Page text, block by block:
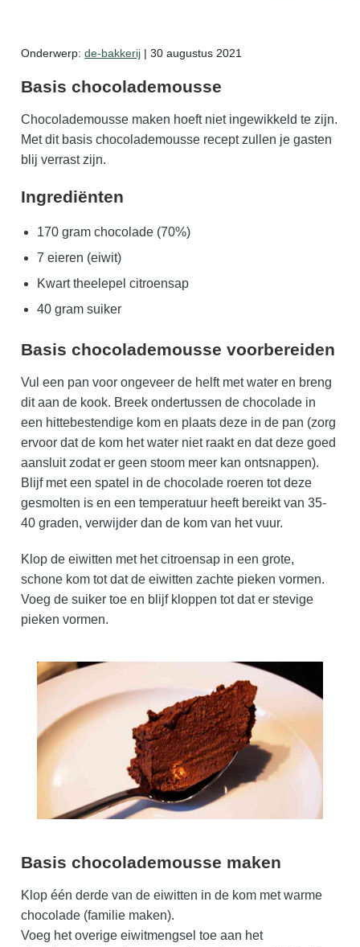
Onderwerp:de-bakkerij | 30 augustus 2021
Basis chocolademousse
Chocolademousse maken hoeft niet ingewikkeld te zijn.
Met dit basis chocolademousse recept zullen je gasten
blij verrast zijn.
Ingrediënten
170 gram chocolade (70%)
7 eieren (eiwit)
Kwart theelepel citroensap
40 gram suiker
Basis chocolademousse voorbereiden
Vul een pan voor ongeveer de helft met water en breng
dit aan de kook. Breek ondertussen de chocolade in
een hittebestendige kom en plaats deze in de pan (zorg
ervoor dat de kom het water niet raakt en dat deze goed
aansluit zodat er geen stoom meer kan ontsnappen).
Blijf met een spatel in de chocolade roeren tot deze
gesmolten is en een temperatuur heeft bereikt van 35-
40 graden, verwijder dan de kom van het vuur.
Klop de eiwitten met het citroensap in een grote,
schone kom tot dat de eiwitten zachte pieken vormen.
Voeg de suiker toe en blijf kloppen tot dat er stevige
pieken vormen.
Basis chocolademousse maken
Klop één derde van de eiwitten in de kom met warme
chocolade (familie maken).
Voeg het overige eiwitmengsel toe aan het
Gratis wildplukken kalender